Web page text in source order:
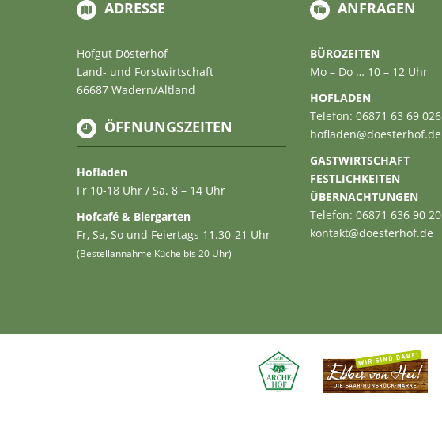
ADRESSE
Hofgut Dösterhof
Land- und Forstwirtschaft
66687 Wadern/Altland
ÖFFNUNGSZEITEN
Hofladen
Fr 10-18 Uhr / Sa. 8 – 14 Uhr
Hofcafé & Biergarten
Fr, Sa, So und Feiertags 11.30-21 Uhr
(Bestellannahme Küche bis 20 Uhr)
ANFRAGEN
BÜROZEITEN
Mo – Do … 10 – 12 Uhr
HOFLADEN
Telefon: 06871 63 69 026
hofladen@doesterhof.de
GASTWIRTSCHAFT
FESTLICHKEITEN
ÜBERNACHTUNGEN
Telefon: 06871 636 90 20
kontakt@doesterhof.de